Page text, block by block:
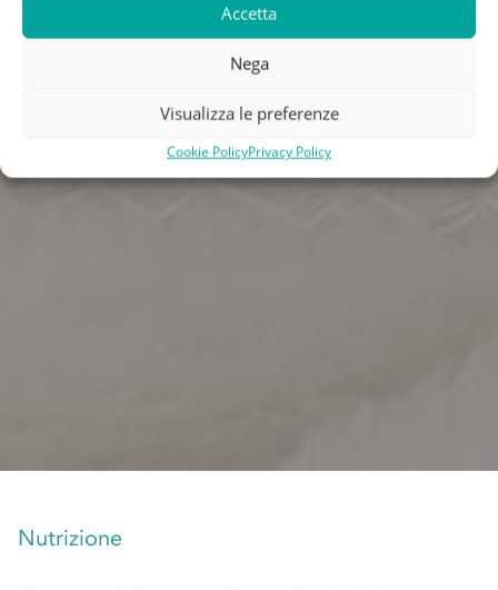
Accetta
Nega
Visualizza le preferenze
Cookie PolicyPrivacy Policy
Nutrizione